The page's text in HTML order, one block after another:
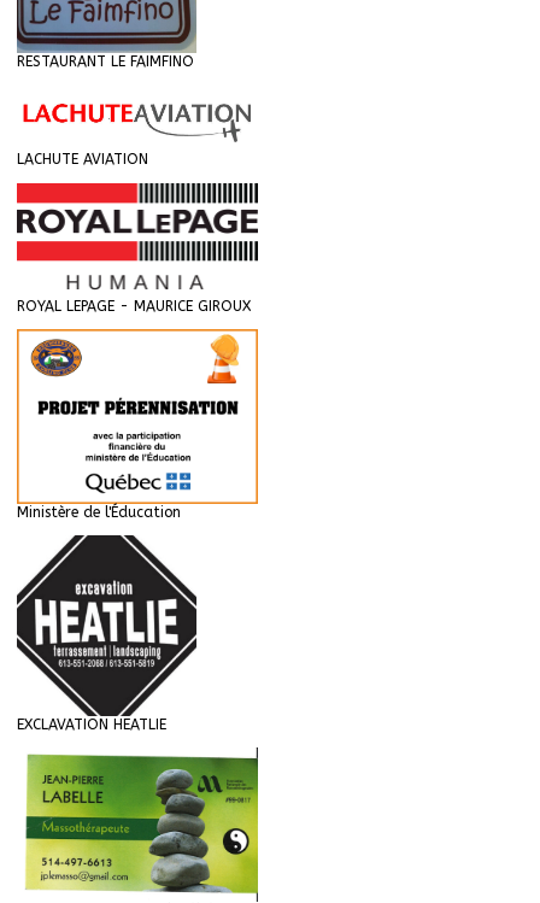
RESTAURANT LE FAIMFINO
LACHUTE AVIATION
ROYAL LEPAGE - MAURICE GIROUX
Ministère de l'Éducation
EXCLAVATION HEATLIE